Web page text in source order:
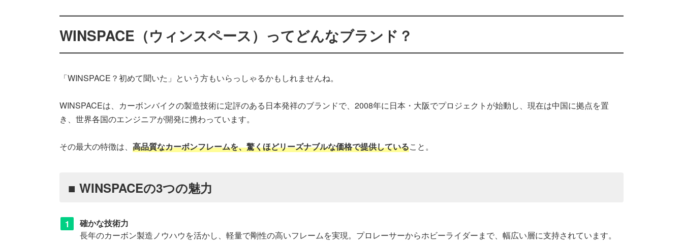
WINSPACE（ウィンスペース）ってどんなブランド？
「WINSPACE？初めて聞いた」という方もいらっしゃるかもしれませんね。
WINSPACEは、カーボンバイクの製造技術に定評のある日本発祥のブランドで、2008年に日本・大阪でプロジェクトが始動し、現在は中国に拠点を置
き、世界各国のエンジニアが開発に携わっています。
その最大の特徴は、 高品質なカーボンフレームを、驚くほどリーズナブルな価格で提供していること。
■ WINSPACEの3つの魅力
確かな技術力
長年のカーボン製造ノウハウを活かし、軽量で剛性の高いフレームを実現。プロレーサーからホビーライダーまで、幅広い層に支持されています。